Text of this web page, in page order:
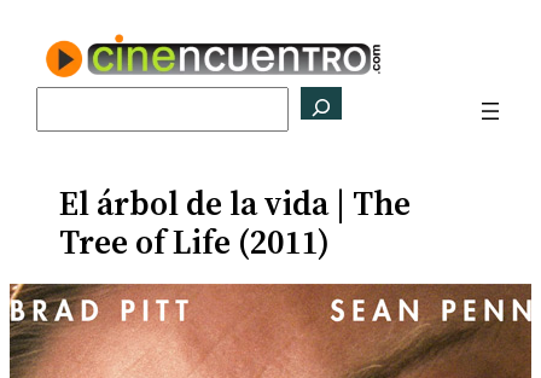
contenido
El árbol de la vida | The
Tree of Life (2011)